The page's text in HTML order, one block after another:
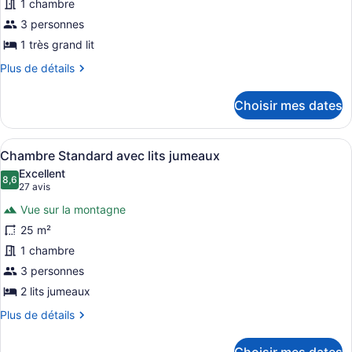
type
de
chambre :
Chambre
1 chambre
3 personnes
1 très grand lit
Plus de détails
Plus
Chambre
exécutive
double
Choisir mes dates
Afficher
toutes
les
photos
pour
ce
type
de
chambre :
Chambre
Une chambre d’hôtel avec deux
4
Chambre Standard avec lits jumeaux
8,68,6 sur 10
Excellent
27 avis
(27 avis)
Vue sur la montagne
25 m²
1 chambre
3 personnes
2 lits jumeaux
Plus de détails
Plus